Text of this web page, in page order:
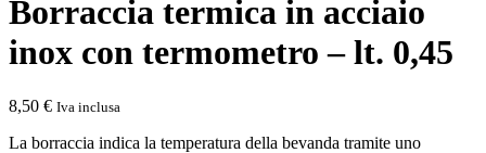
Borraccia termica in acciaio
inox con termometro – lt. 0,45
8,50 € Iva inclusa
La borraccia indica la temperatura della bevanda tramite uno